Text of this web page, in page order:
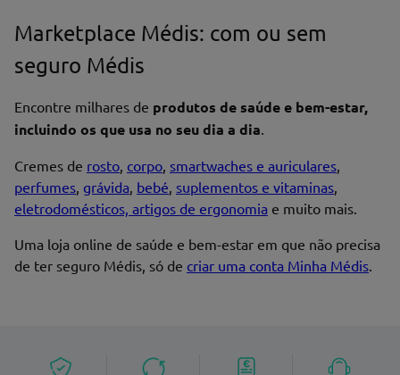
Marketplace Médis: com ou sem
seguro Médis
Encontre milhares de produtos de saúde e bem-estar,
incluindo os que usa no seu dia a dia.
Cremes de rosto, corpo, smartwaches e auriculares,
perfumes, grávida, bebé, suplementos e vitaminas,
eletrodomésticos, artigos de ergonomia e muito mais.
Uma loja online de saúde e bem-estar em que não precisa
de ter seguro Médis, só de criar uma conta Minha Médis.